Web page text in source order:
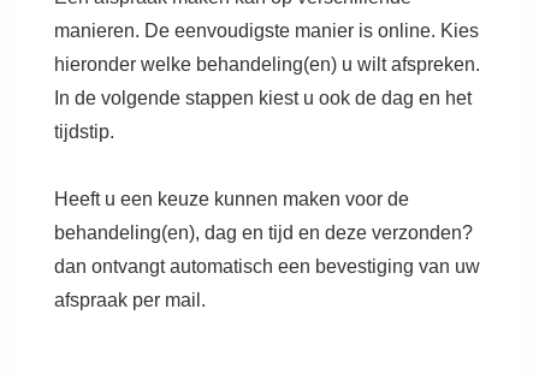
manieren. De eenvoudigste manier is online. Kies
hieronder welke behandeling(en) u wilt afspreken.
In de volgende stappen kiest u ook de dag en het
tijdstip.
Heeft u een keuze kunnen maken voor de
behandeling(en), dag en tijd en deze verzonden?
dan ontvangt automatisch een bevestiging van uw
afspraak per mail.